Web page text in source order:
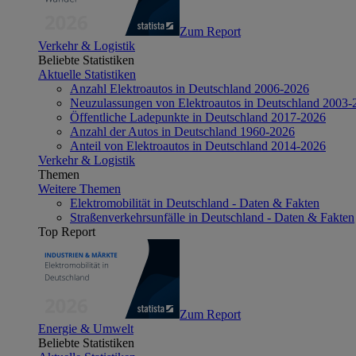
Zum Report
Verkehr & Logistik
Beliebte Statistiken
Aktuelle Statistiken
Anzahl Elektroautos in Deutschland 2006-2026
Neuzulassungen von Elektroautos in Deutschland 2003-
Öffentliche Ladepunkte in Deutschland 2017-2026
Anzahl der Autos in Deutschland 1960-2026
Anteil von Elektroautos in Deutschland 2014-2026
Verkehr & Logistik
Themen
Weitere Themen
Elektromobilität in Deutschland - Daten & Fakten
Straßenverkehrsunfälle in Deutschland - Daten & Fakten
Top Report
Zum Report
Energie & Umwelt
Beliebte Statistiken